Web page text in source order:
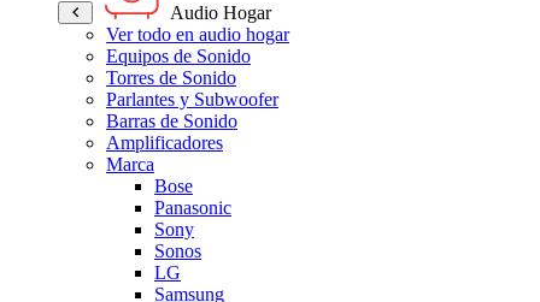
Audio Hogar
Ver todo en audio hogar
Equipos de Sonido
Torres de Sonido
Parlantes y Subwoofer
Barras de Sonido
Amplificadores
Marca
Bose
Panasonic
Sony
Sonos
LG
Samsung